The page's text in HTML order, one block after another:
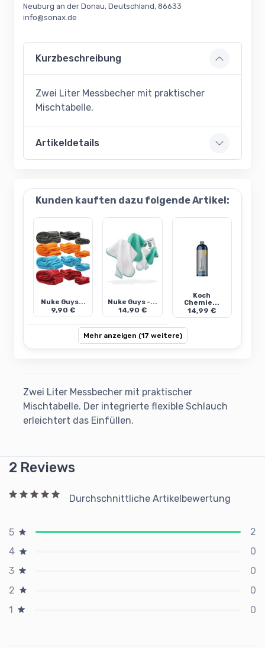
Neuburg an der Donau, Deutschland, 86633
info@sonax.de
Kurzbeschreibung
Zwei Liter Messbecher mit praktischer
Mischtabelle.
Artikeldetails
Kunden kauften dazu folgende Artikel:
Nuke Guys...
9,90 €
Nuke Guys -...
14,90 €
Koch
Chemie...
14,99 €
Mehr anzeigen (17 weitere)
Zwei Liter Messbecher mit praktischer
Mischtabelle. Der integrierte flexible Schlauch
erleichtert das Einfüllen.
2 Reviews
Durchschnittliche Artikelbewertung
5
2
4
0
3
0
2
0
1
0